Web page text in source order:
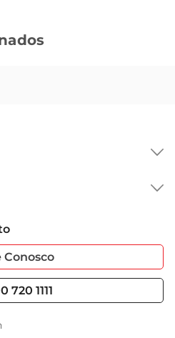
Conosco
720 1111